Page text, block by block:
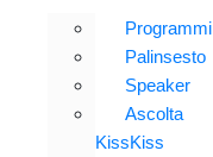
Programmi
Palinsesto
Speaker
Ascolta
KissKiss